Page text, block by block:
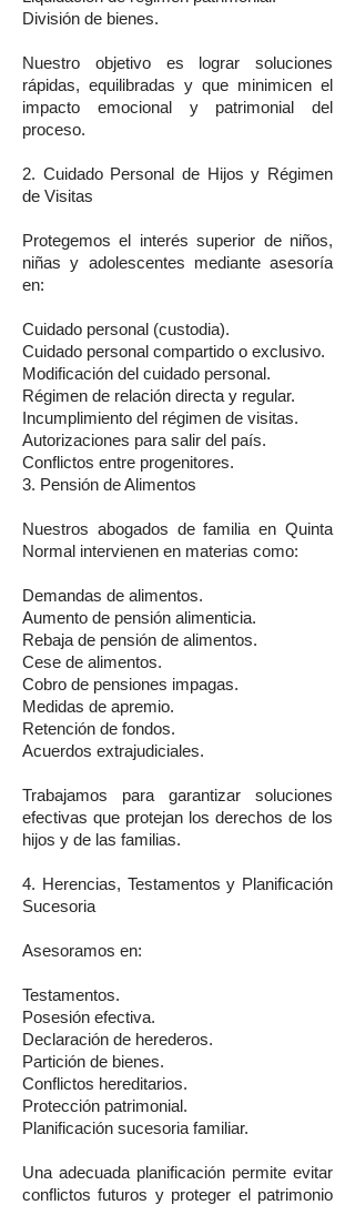
División de bienes.
Nuestro objetivo es lograr soluciones
rápidas, equilibradas y que minimicen el
impacto emocional y patrimonial del
proceso.
2. Cuidado Personal de Hijos y Régimen
de Visitas
Protegemos el interés superior de niños,
niñas y adolescentes mediante asesoría
en:
Cuidado personal (custodia).
Cuidado personal compartido o exclusivo.
Modificación del cuidado personal.
Régimen de relación directa y regular.
Incumplimiento del régimen de visitas.
Autorizaciones para salir del país.
Conflictos entre progenitores.
3. Pensión de Alimentos
Nuestros abogados de familia en Quinta
Normal intervienen en materias como:
Demandas de alimentos.
Aumento de pensión alimenticia.
Rebaja de pensión de alimentos.
Cese de alimentos.
Cobro de pensiones impagas.
Medidas de apremio.
Retención de fondos.
Acuerdos extrajudiciales.
Trabajamos para garantizar soluciones
efectivas que protejan los derechos de los
hijos y de las familias.
4. Herencias, Testamentos y Planificación
Sucesoria
Asesoramos en:
Testamentos.
Posesión efectiva.
Declaración de herederos.
Partición de bienes.
Conflictos hereditarios.
Protección patrimonial.
Planificación sucesoria familiar.
Una adecuada planificación permite evitar
conflictos futuros y proteger el patrimonio